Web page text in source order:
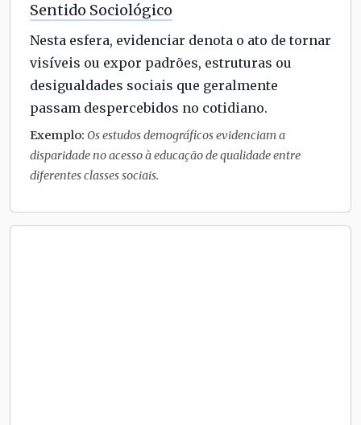
Sentido Sociológico
Nesta esfera, evidenciar denota o ato de tornar
visíveis ou expor padrões, estruturas ou
desigualdades sociais que geralmente
passam despercebidos no cotidiano.
Exemplo: Os estudos demográficos evidenciam a
disparidade no acesso à educação de qualidade entre
diferentes classes sociais.